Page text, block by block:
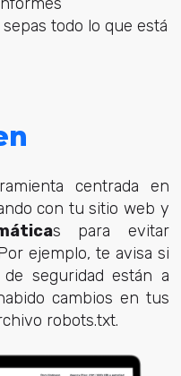
todo lo que está
centrada en
con tu sitio web y
s para evitar
ejemplo, te avisa si
seguridad están a
cambios en tus
robots.txt.